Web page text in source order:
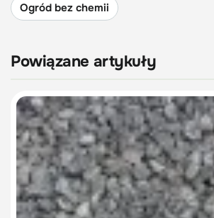
Ogród bez chemii
Powiązane artykuły